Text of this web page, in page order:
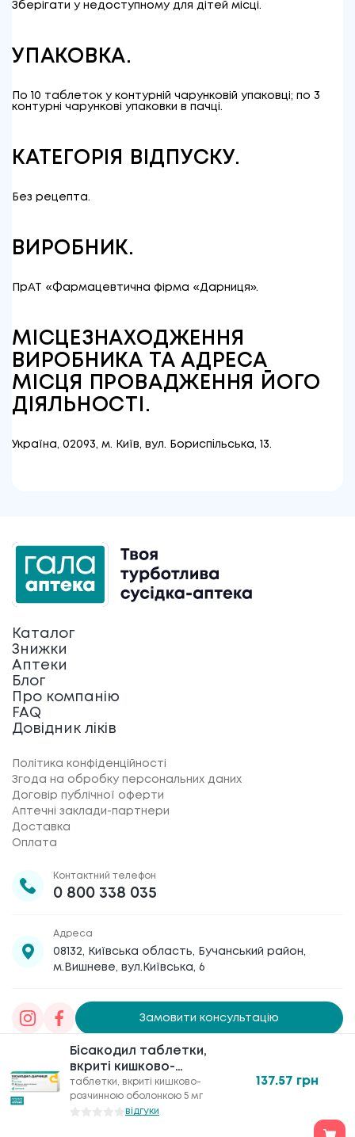
Зберігати у недоступному для дітей місці.
УПАКОВКА.
По 10 таблеток у контурній чарунковій упаковці; по 3
контурні чарункові упаковки в пачці.
КАТЕГОРІЯ ВІДПУСКУ.
Без рецепта.
ВИРОБНИК.
ПрАТ «Фармацевтична фірма «Дарниця».
МІСЦЕЗНАХОДЖЕННЯ
ВИРОБНИКА ТА АДРЕСА
МІСЦЯ ПРОВАДЖЕННЯ ЙОГО
ДІЯЛЬНОСТІ.
Україна, 02093, м. Київ, вул. Бориспiльська, 13.
Бісакодил таблетки,
вкриті кишково-
розчинною оболонкою
по 5 мг №30
таблетки, вкриті кишково-
розчинною оболонкою 5 мг
відгуки
137.57 грн
Каталог
Знижки
Аптеки
Блог
Про компанію
FAQ
Довідник ліків
Політика конфіденційності
Згода на обробку персональних даних
Договір публічної оферти
Аптечні заклади-партнери
Доставка
Оплата
Контактний телефон
0 800 338 035
Адреса
08132, Київська область, Бучанський район,
м.Вишневе, вул.Київська, 6
Замовити консультацію
Товариство з обмеженою відповідальністю
«Галафарм», код ЄДРПОУ 30886474 © 2020-2026